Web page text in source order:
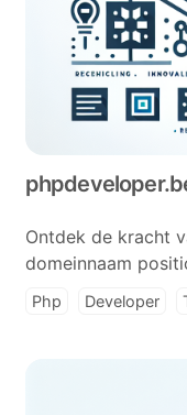
Ontdek de kracht
domeinnaam
Php Developer